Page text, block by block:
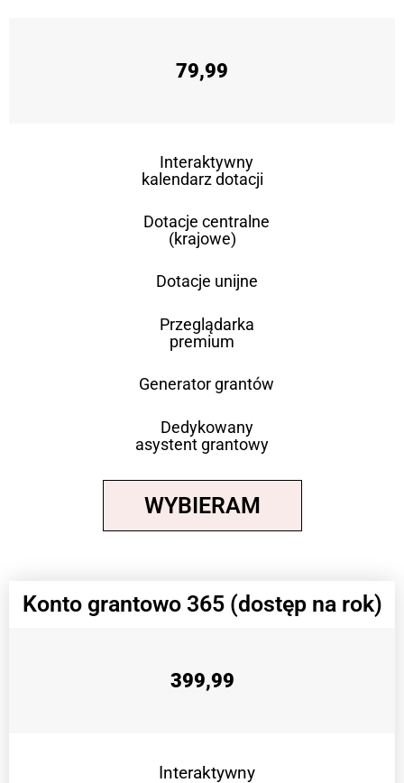
79,99
Interaktywny
kalendarz dotacji
Dotacje centralne
(krajowe)
Dotacje unijne
Przeglądarka
premium
Generator grantów
Dedykowany
asystent grantowy
WYBIERAM
Konto grantowo 365 (dostęp na rok)
399,99
Interaktywny